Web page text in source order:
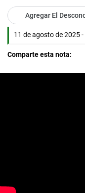
Agregar El
11 de agosto de 2025 -
Comparte esta nota: